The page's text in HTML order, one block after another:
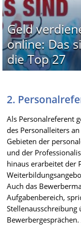
Geld
online: Das
die Top 27
2.
Als Personalreferent
des Personalleiters
Gebieten der
und der
hinaus erarbeitet der
Auch das
Aufgabenbereich,
Stellenausschreibung